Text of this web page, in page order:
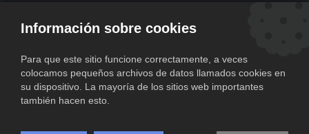
contacto@sevitec.es
Información sobre cookies
Para que este sitio funcione correctamente, a veces
colocamos pequeños archivos de datos llamados cookies en
su dispositivo. La mayoría de los sitios web importantes
también hacen esto.